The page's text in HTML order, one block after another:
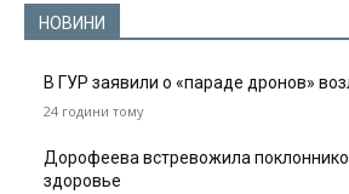
НОВИНИ
В ГУР заявили о «параде дронов»
24 години тому
Дорофеева встревожила
здоровье